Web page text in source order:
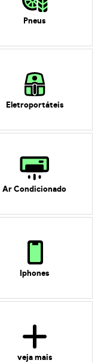
Pneus
Eletroportáteis
Ar Condicionado
Iphones
veja mais